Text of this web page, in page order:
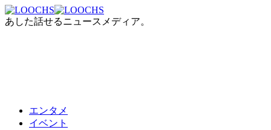
あした話せるニュースメディア。
エンタメ
イベント